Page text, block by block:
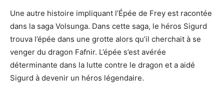
Une autre histoire impliquant l’Épée de Frey est racontée
dans la saga Volsunga. Dans cette saga, le héros Sigurd
trouva l’épée dans une grotte alors qu’il cherchait à se
venger du dragon Fafnir. L’épée s’est avérée
déterminante dans la lutte contre le dragon et a aidé
Sigurd à devenir un héros légendaire.